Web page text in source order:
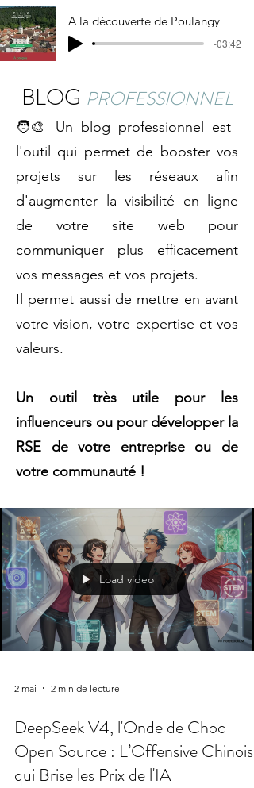
A la découverte de Poulangy
-03:42
BLOG PROFESSIONNEL
🧑‍🎨 Un blog professionnel est
l'outil qui permet de booster vos
projets sur les réseaux afin
d'augmenter la visibilité en ligne
de votre site web pour
communiquer plus efficacement
vos messages et vos projets.
Il permet aussi de mettre en avant
votre vision, votre expertise et vos
valeurs.
Un outil très utile pour les
influenceurs ou pour développer la
RSE de votre entreprise ou de
votre communauté !
Load video
2 mai 2 min de lecture
DeepSeek V4, l'Onde de Choc
Open Source : L’Offensive Chinoise
qui Brise les Prix de l'IA